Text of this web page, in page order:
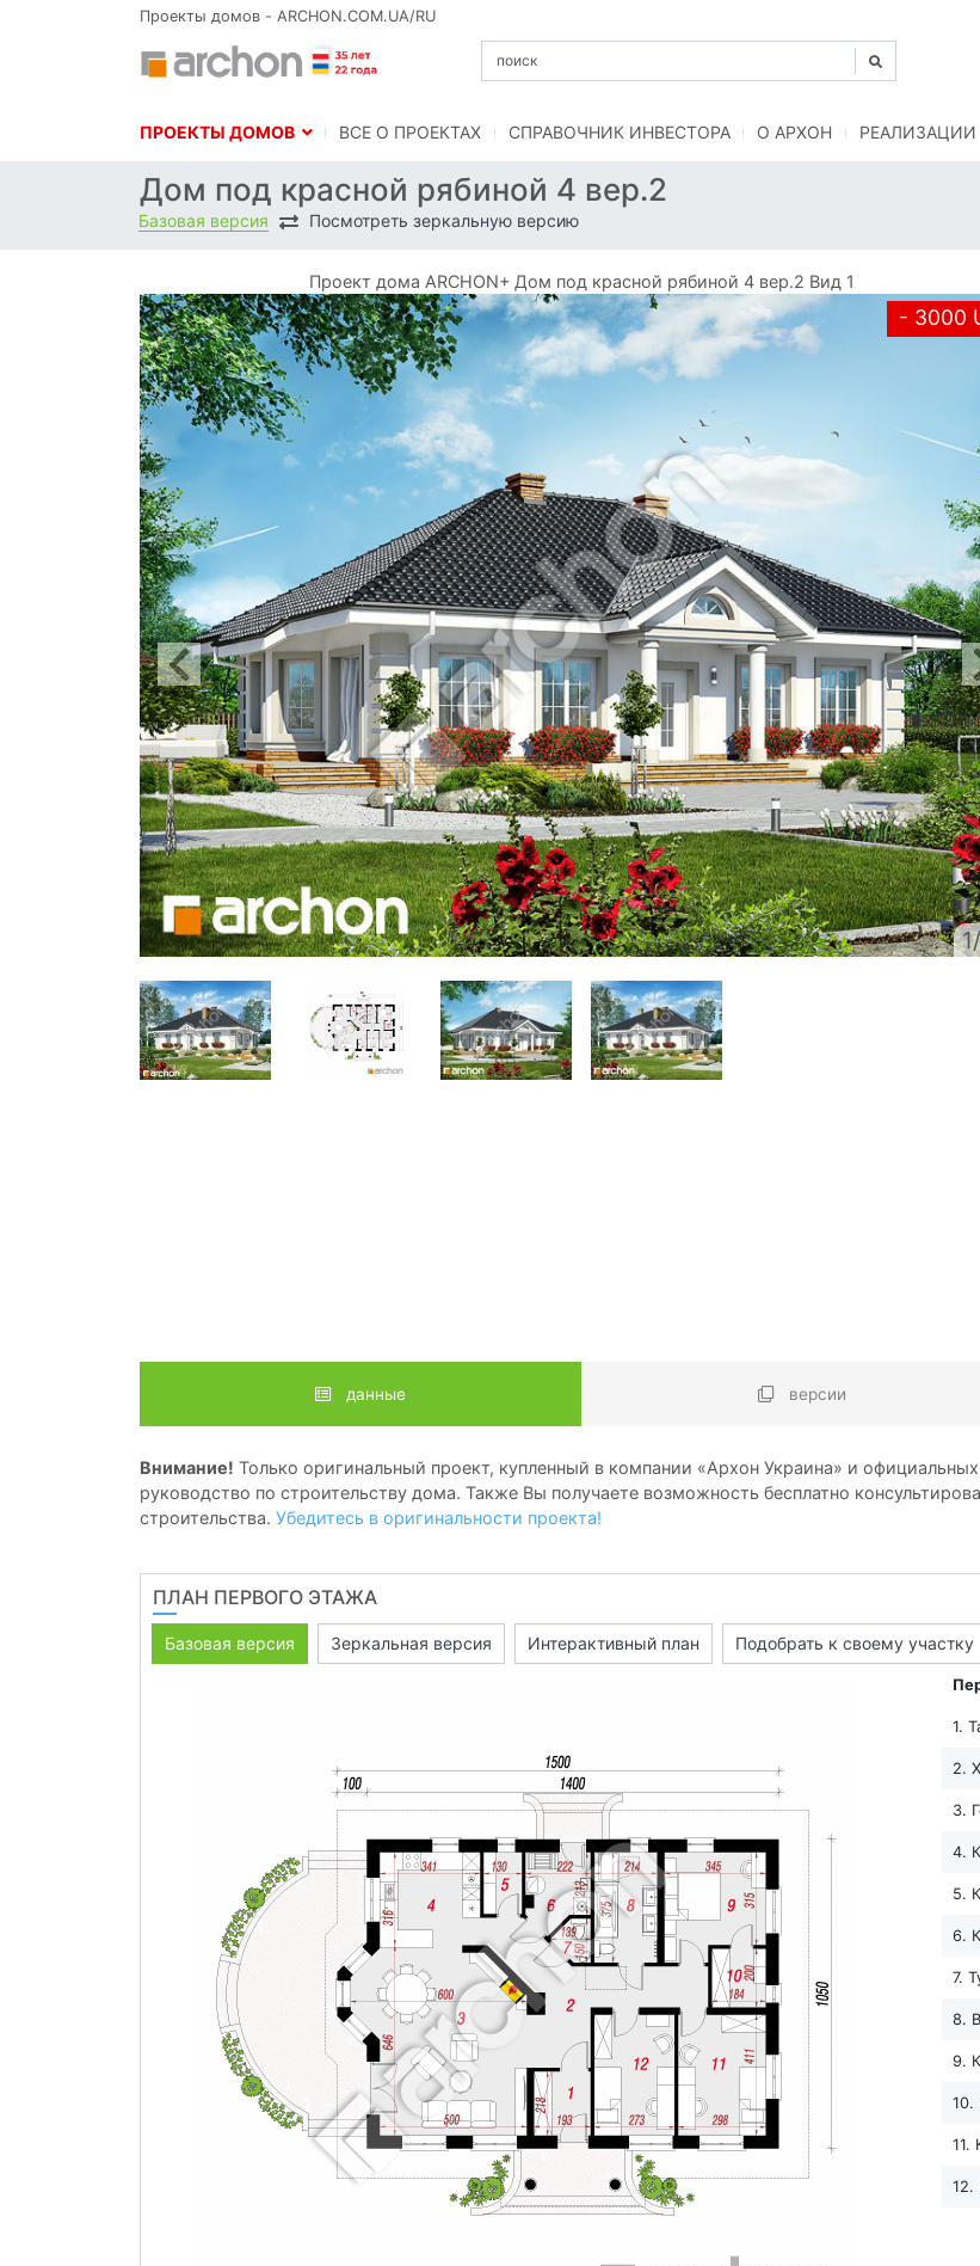
Проекты домов - ARCHON.COM.UA/RU
ПРОЕКТЫ ДОМОВ BСЕ О ПРОЕКТАХ СПРАВОЧНИК ИНВЕСТОРА O АРХОН РЕАЛИЗАЦИИ
Дом под красной рябиной 4 вер.2
Базовая версия Посмотреть зеркальную версию
Проект дома ARCHON+ Дом под красной рябиной 4 вер.2 Вид 1
- 3000
данные версии
Внимание! Только оригинальный проект, купленный в компании «Архон Украина» и
руководство по строительству дома. Также Вы получаете возможность бесплатно
строительства. Убедитесь в оригинальности проекта!
ПЛАН ПЕРВОГО ЭТАЖА
Базовая версия Зеркальная версия Интерактивный план Подобрать к своему участку
1.
2.
3.
4.
5.
6.
7.
8.
9.
10.
11.
12.